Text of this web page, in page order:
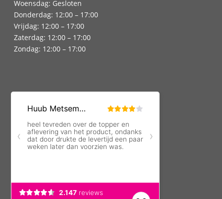
Woensdag: Gesloten
Donderdag: 12:00 – 17:00
Vrijdag: 12:00 – 17:00
Zaterdag: 12:00 – 17:00
Zondag: 12:00 – 17:00